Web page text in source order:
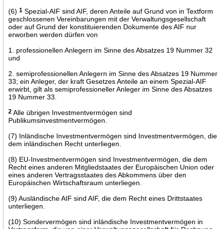
(6)1 Spezial-AIF sind AIF, deren Anteile auf Grund von in Textform
geschlossenen Vereinbarungen mit der Verwaltungsgesellschaft
oder auf Grund der konstituierenden Dokumente des AIF nur
erworben werden dürfen von
1. professionellen Anlegern im Sinne des Absatzes 19 Nummer 32
und
2. semiprofessionellen Anlegern im Sinne des Absatzes 19 Nummer
33; ein Anleger, der kraft Gesetzes Anteile an einem Spezial-AIF
erwirbt, gilt als semiprofessioneller Anleger im Sinne des Absatzes
19 Nummer 33.
2 Alle übrigen Investmentvermögen sind
Publikumsinvestmentvermögen.
(7) Inländische Investmentvermögen sind Investmentvermögen, die
dem inländischen Recht unterliegen.
(8) EU-Investmentvermögen sind Investmentvermögen, die dem
Recht eines anderen Mitgliedstaates der Europäischen Union oder
eines anderen Vertragsstaates des Abkommens über den
Europäischen Wirtschaftsraum unterliegen.
(9) Ausländische AIF sind AIF, die dem Recht eines Drittstaates
unterliegen.
(10) Sondervermögen sind inländische Investmentvermögen in